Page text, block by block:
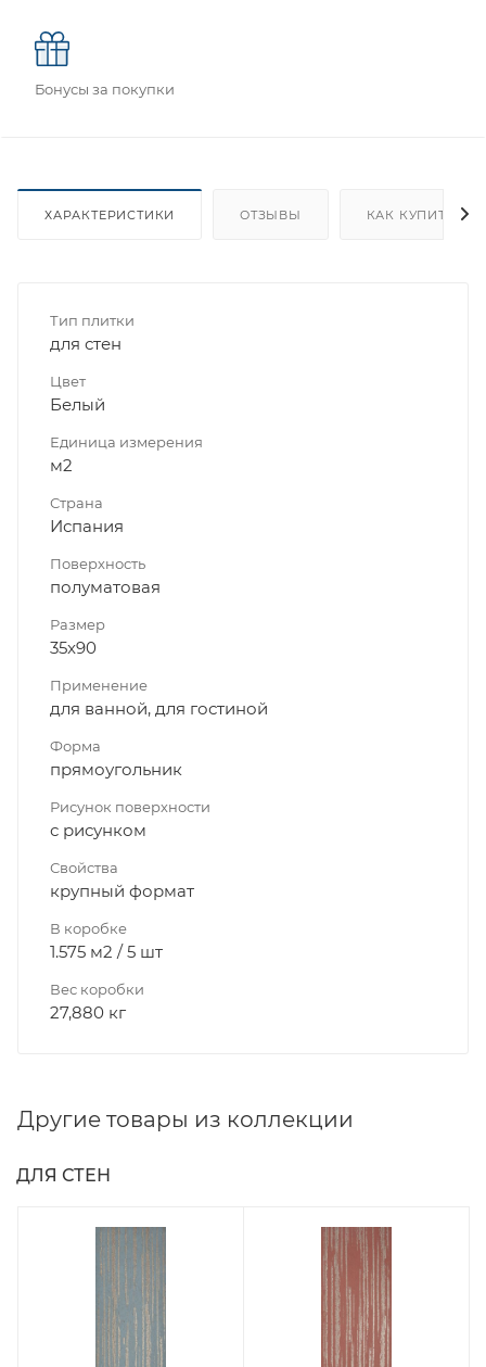
Бонусы за покупки
ХАРАКТЕРИСТИКИ ОТЗЫВЫ КАК КУПИТЬ
Тип плитки
для стен
Цвет
Белый
Единица измерения
м2
Страна
Испания
Поверхность
полуматовая
Размер
35x90
Применение
для ванной, для гостиной
Форма
прямоугольник
Рисунок поверхности
с рисунком
Свойства
крупный формат
В коробке
1.575 м2 / 5 шт
Вес коробки
27,880 кг
Другие товары из коллекции
ДЛЯ СТЕН